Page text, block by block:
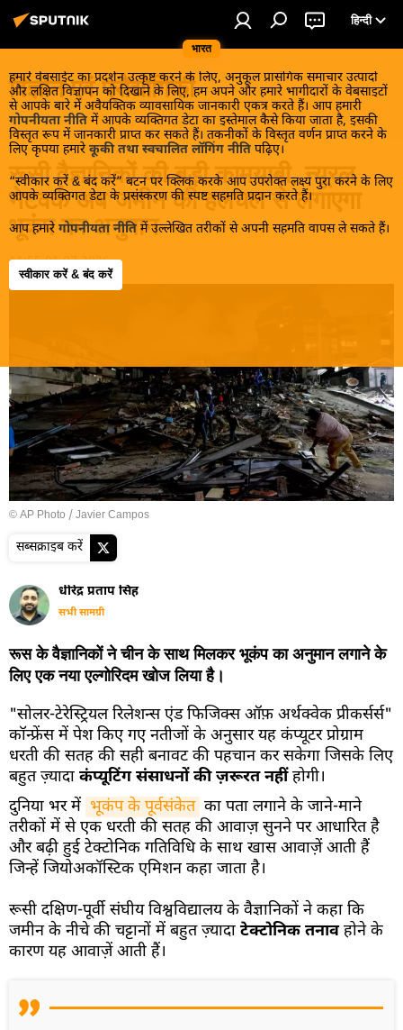
भारत
हिन्दी
हमारे वेबसाईट का प्रदर्शन उत्कृष्ट करने के लिए, अनुकूल प्रासंगिक समाचार उत्पादों
और लक्षित विज्ञापन को दिखाने के लिए, हम अपने और हमारे भागीदारों के वेबसाइटों
से आपके बारे में अवैयक्तिक व्यावसायिक जानकारी एकत्र करते हैं। आप हमारी
गोपनीयता नीति में आपके व्यक्तिगत डेटा का इस्तेमाल कैसे किया जाता है, इसकी
विस्तृत रूप में जानकारी प्राप्त कर सकते हैं। तकनीकों के विस्तृत वर्णन प्राप्त करने के
लिए कृपया हमारे कूकी तथा स्वचालित लॉगिंग नीति पढ़िए।
“स्वीकार करें & बंद करें” बटन पर क्लिक करके आप उपरोक्त लक्ष्य पुरा करने के लिए
आपके व्यक्तिगत डेटा के प्रसंस्करण की स्पष्ट सहमति प्रदान करते हैं।
आप हमारे गोपनीयता नीति में उल्लेखित तरीकों से अपनी सहमति वापस ले सकते हैं।
स्वीकार करें & बंद करें
विज्ञान एवं प्रौद्योगिकी
रूसी वैज्ञानिकों की बड़ी कामयाबी, न्यूरल
नेटवर्क अब जमीन की हलचल से लगाएगा
भूकंप का अनुमान
11:55 01.07.2026
© AP Photo / Javier Campos
सब्सक्राइब करें
धीरेंद्र प्रताप सिंह
सभी सामग्री
रूस के वैज्ञानिकों ने चीन के साथ मिलकर भूकंप का अनुमान लगाने के
लिए एक नया एल्गोरिदम खोज लिया है।
"सोलर-टेरेस्ट्रियल रिलेशन्स एंड फिजिक्स ऑफ़ अर्थक्वेक प्रीकर्सर्स"
कॉन्फ्रेंस में पेश किए गए नतीजों के अनुसार यह कंप्यूटर प्रोग्राम
धरती की सतह की सही बनावट की पहचान कर सकेगा जिसके लिए
बहुत ज़्यादा कंप्यूटिंग संसाधनों की ज़रूरत नहींहोगी।
दुनिया भर में भूकंप के पूर्वसंकेत का पता लगाने के जाने-माने
तरीकों में से एक धरती की सतह की आवाज़ सुनने पर आधारित है
और बढ़ी हुई टेक्टोनिक गतिविधि के साथ खास आवाज़ें आती हैं
जिन्हें जियोअकॉस्टिक एमिशन कहा जाता है।
रूसी दक्षिण-पूर्वी संघीय विश्वविद्यालय के वैज्ञानिकों ने कहा कि
जमीन के नीचे की चट्टानों में बहुत ज़्यादा टेक्टोनिक तनावहोने के
कारण यह आवाज़ें आती हैं।